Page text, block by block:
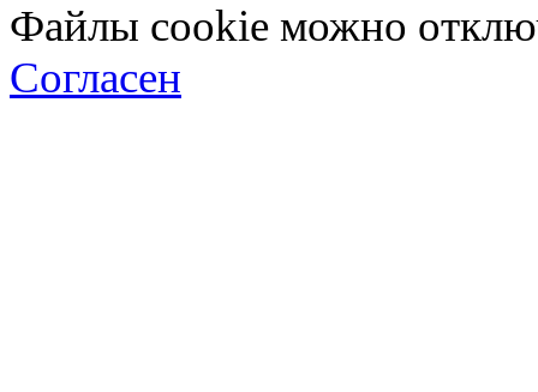
Файлы cookie можно
Согласен